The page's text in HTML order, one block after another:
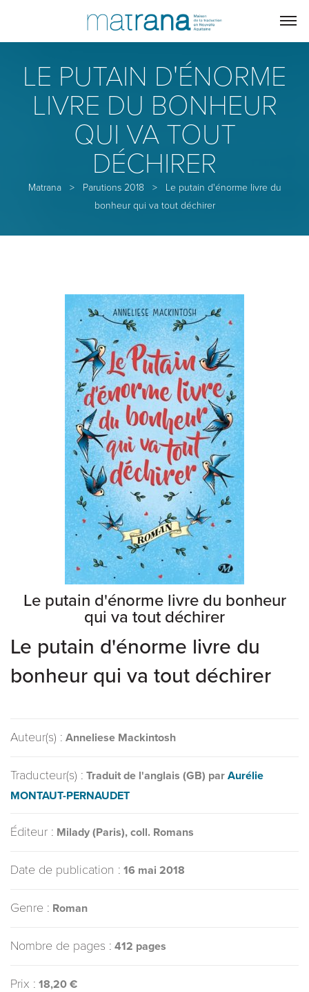
LE PUTAIN D'ÉNORME
LIVRE DU BONHEUR
QUI VA TOUT
DÉCHIRER
Matrana> Parutions 2018 >
Le putain d'énorme livre du
bonheur qui va tout déchirer
Le putain d'énorme livre du bonheur
qui va tout déchirer
Le putain d'énorme livre du
bonheur qui va tout déchirer
Auteur(s) : Anneliese Mackintosh
Traducteur(s) : Traduit de l'anglais (GB) par Aurélie
MONTAUT-PERNAUDET
Éditeur : Milady (Paris), coll. Romans
Date de publication : 16 mai 2018
Genre : Roman
Nombre de pages : 412 pages
Prix : 18,20 €